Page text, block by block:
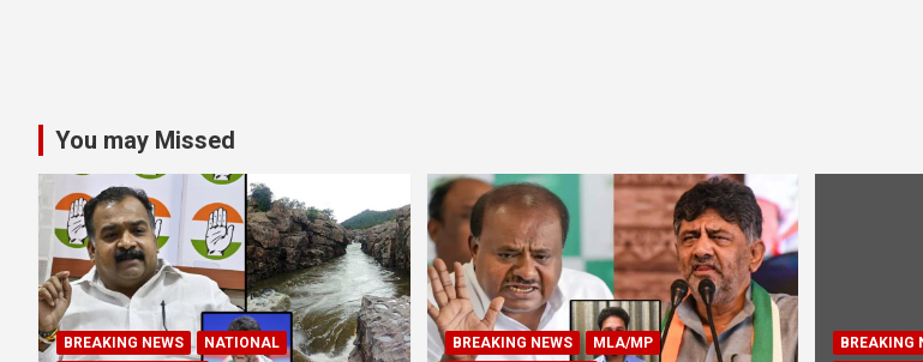
You may Missed
BREAKING NEWS
NATIONAL
BREAKING NEWS
MLA/MP
BREAKING